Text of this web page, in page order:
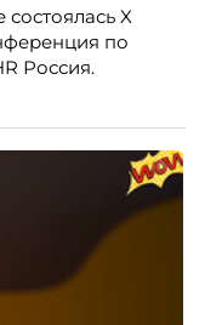
X
по
Россия.